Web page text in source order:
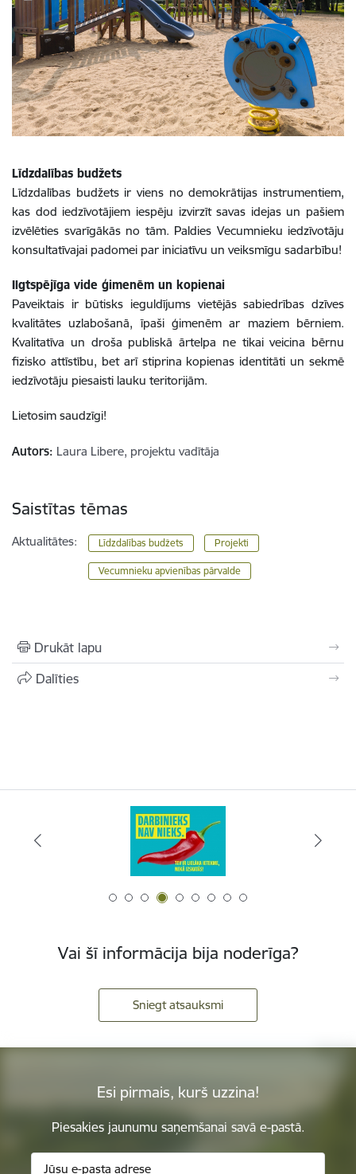
Līdzdalības budžets
Līdzdalības budžets ir viens no demokrātijas instrumentiem,
kas dod iedzīvotājiem iespēju izvirzīt savas idejas un pašiem
izvēlēties svarīgākās no tām. Paldies Vecumnieku iedzīvotāju
konsultatīvajai padomei par iniciatīvu un veiksmīgu sadarbību!
Ilgtspējīga vide ģimenēm un kopienai
Paveiktais ir būtisks ieguldījums vietējās sabiedrības dzīves
kvalitātes uzlabošanā, īpaši ģimenēm ar maziem bērniem.
Kvalitatīva un droša publiskā ārtelpa ne tikai veicina bērnu
fizisko attīstību, bet arī stiprina kopienas identitāti un sekmē
iedzīvotāju piesaisti lauku teritorijām.
Lietosim saudzīgi!
Autors: Laura Libere, projektu vadītāja
Saistītas tēmas
Aktualitātes: Līdzdalības budžets Projekti
Vecumnieku apvienības pārvalde
Drukāt lapu
Dalīties
Vai šī informācija bija noderīga?
Sniegt atsauksmi
Esi pirmais, kurš uzzina!
Piesakies jaunumu saņemšanai savā e-pastā.